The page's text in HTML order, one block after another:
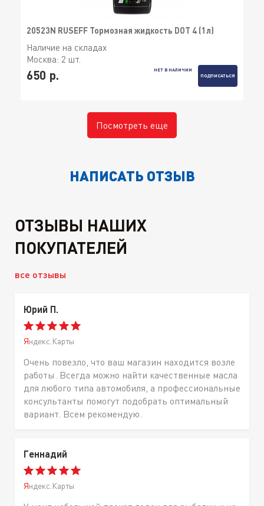
20523N RUSEFF Тормозная жидкость DOT 4 (1л)
Наличие на складах
Москва: 2 шт.
650 р.
НЕТ В НАЛИЧИИ
ПОДПИСАТЬСЯ
Посмотреть еще
НАПИСАТЬ ОТЗЫВ
ОТЗЫВЫ НАШИХ
ПОКУПАТЕЛЕЙ
все отзывы
Юрий П.
Яндекс.Карты
Очень повезло, что ваш магазин находится возле
работы. Всегда можно найти качественные масла
для любого типа автомобиля, а профессиональные
консультанты помогут подобрать оптимальный
вариант. Всем рекомендую.
Геннадий
Яндекс.Карты